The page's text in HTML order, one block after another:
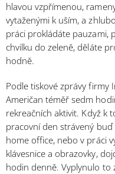
hlavou vzpřímenou,
vytaženými k uším, a
práci prokládáte pauzami,
chvilku do zeleně, děláte
hodně.
Podle tiskové zprávy firmy
Američan téměř sedm
rekreačních aktivit. Když k
pracovní den strávený
home office, nebo v práci
klávesnice a obrazovky,
hodin denně. Vyplynulo to